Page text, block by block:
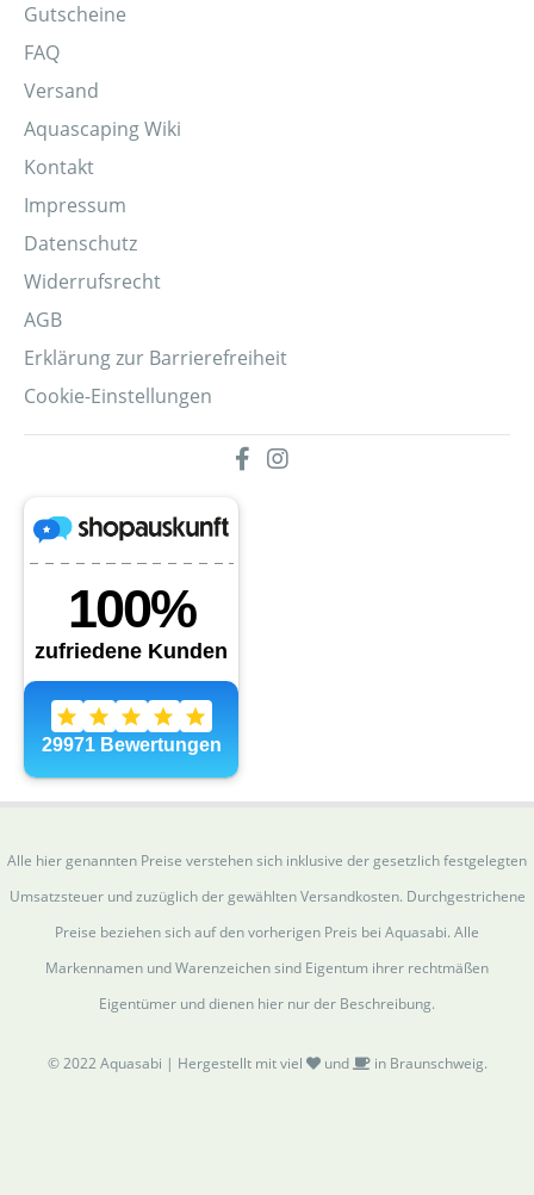
Gutscheine
FAQ
Versand
Aquascaping Wiki
Kontakt
Impressum
Datenschutz
Widerrufsrecht
AGB
Erklärung zur Barrierefreiheit
Cookie-Einstellungen
Alle hier genannten Preise verstehen sich inklusive der gesetzlich festgelegten
Umsatzsteuer und zuzüglich der gewählten Versandkosten. Durchgestrichene
Preise beziehen sich auf den vorherigen Preis bei Aquasabi. Alle
Markennamen und Warenzeichen sind Eigentum ihrer rechtmäßen
Eigentümer und dienen hier nur der Beschreibung.
© 2022 Aquasabi | Hergestellt mit viel und in Braunschweig.